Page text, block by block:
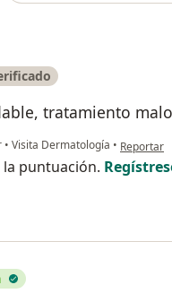
tratamiento
• Visita Dermatología • en opinión
Reportar
la puntuación.